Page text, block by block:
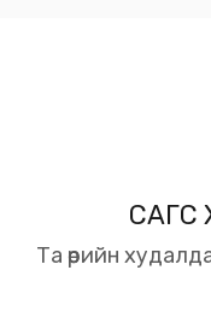
САГС
Та өөрийн